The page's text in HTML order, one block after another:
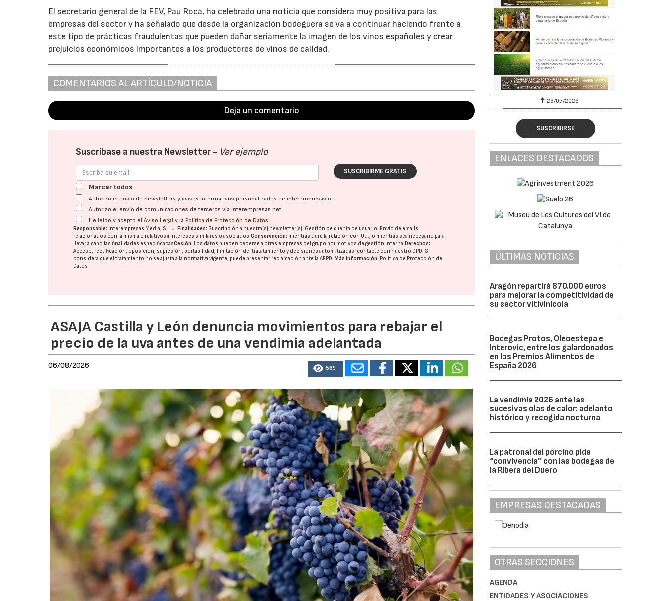
El secretario general de la FEV, Pau Roca, ha celebrado una noticia que considera muy positiva para las
empresas del sector y ha señalado que desde la organización bodeguera se va a continuar haciendo frente a
este tipo de prácticas fraudulentas que pueden dañar seriamente la imagen de los vinos españoles y crear
prejuicios económicos importantes a los productores de vinos de calidad.
COMENTARIOS AL ARTÍCULO/NOTICIA
Deja un comentario
Suscríbase a nuestra Newsletter - Ver ejemplo
SUSCRIBIRME GRATIS
Marcar todos
Autorizo el envío de newsletters y avisos informativos personalizados de interempresas.net
Autorizo el envío de comunicaciones de terceros vía interempresas.net
He leído y acepto elAviso Legal y la Política de Protección de Datos
Responsable: Interempresas Media, S.L.U. Finalidades: Suscripción a nuestra(s) newsletter(s). Gestión de cuenta de usuario. Envío de emails
relacionados con la misma o relativos a intereses similares o asociados.Conservación: mientras dure la relación con Ud., o mientras sea necesario para
llevar a cabo las finalidades especificadasCesión: Los datos pueden cederse a otras empresas del grupo por motivos de gestión interna. Derechos:
Acceso, rectificación, oposición, supresión, portabilidad, limitación del tratatamiento y decisiones automatizadas: contacte con nuestro DPD. Si
considera que el tratamiento no se ajusta a la normativa vigente, puede presentar reclamación ante laAEPD. Más información: Política de Protección de
Datos
ASAJA Castilla y León denuncia movimientos para rebajar el
precio de la uva antes de una vendimia adelantada
06/08/2026 569
23/07/2026 30/07/2026 23/07/2026
SUSCRIBIRSE
ENLACES DESTACADOS
ÚLTIMAS NOTICIAS
Aragón repartirá 870.000 euros
para mejorar la competitividad de
su sector vitivinícola
Bodegas Protos, Oleoestepa e
Interovic, entre los galardonados
en los Premios Alimentos de
España 2026
La vendimia 2026 ante las
sucesivas olas de calor: adelanto
histórico y recogida nocturna
La patronal del porcino pide
“convivencia” con las bodegas de
la Ribera del Duero
EMPRESAS DESTACADAS
OTRAS SECCIONES
AGENDA
ENTIDADES Y ASOCIACIONES